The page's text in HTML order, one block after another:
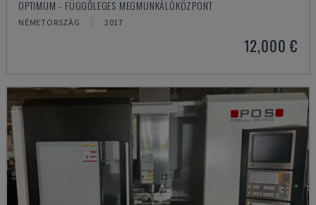
OPTIMUM - FÜGGŐLEGES MEGMUNKÁLÓKÖZPONT
NÉMETORSZÁG 2017
12,000 €